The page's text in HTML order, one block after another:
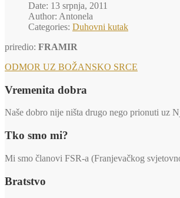
Date: 13 srpnja, 2011
Author: Antonela
Categories: Duhovni kutak
priredio: FRAMIR
ODMOR UZ BOŽANSKO SRCE
Vremenita dobra
Naše dobro nije ništa drugo nego prionuti uz
Tko smo mi?
Mi smo članovi FSR-a (Franjevačkog
Bratstvo